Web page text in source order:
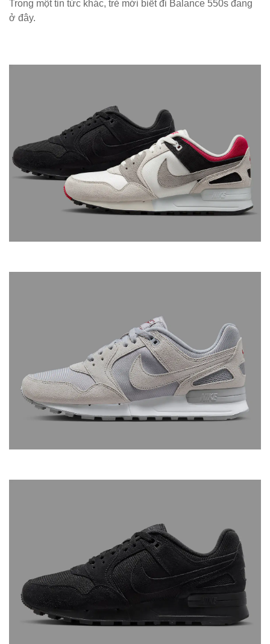
Trong một tin tức khác, trẻ mới biết đi Balance 550s đang
ở đây.